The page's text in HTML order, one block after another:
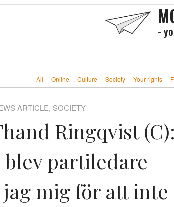
-
All Online Culture Society Your rights
ARTICLE, SOCIETY
Ringqvist (C):
blev partiledare
mig för att inte